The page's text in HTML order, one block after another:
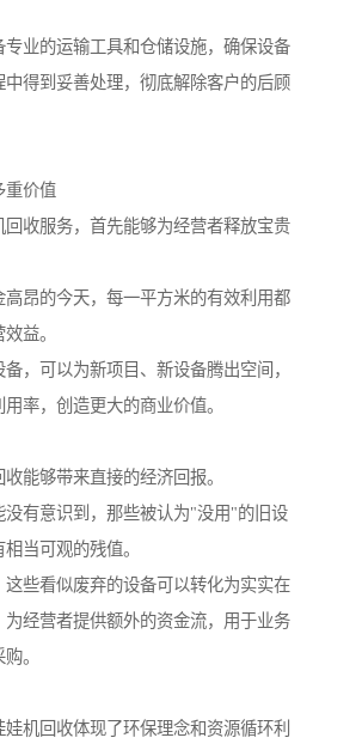
专业的运输工具和仓储设施，确保设备
中得到妥善处理，彻底解除客户的后顾
重价值
回收服务，首先能够为经营者释放宝贵
高昂的今天，每一平方米的有效利用都
益。
，可以为新项目、新设备腾出空间，
率，创造更大的商业价值。
能够带来直接的经济回报。
没有意识到，那些被认为"没用"的旧设
当可观的残值。
这些看似废弃的设备可以转化为实实在
为经营者提供额外的资金流，用于业务
。
娃机回收体现了环保理念和资源循环利